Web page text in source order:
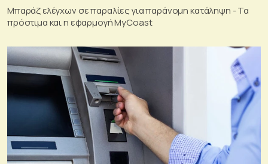
Μπαράζ ελέγχων σε παραλίες για παράνομη κατάληψη - Τα
πρόστιμα και η εφαρμογή MyCoast